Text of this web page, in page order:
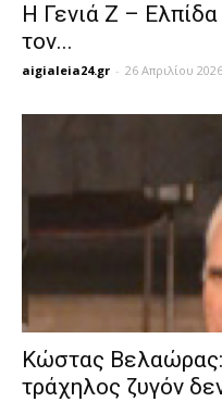
Η Γενιά Ζ – Ελπίδα
τον...
aigialeia24.gr - 26 Απριλίου 2026
Κώστας
τράχηλος ζυγόν